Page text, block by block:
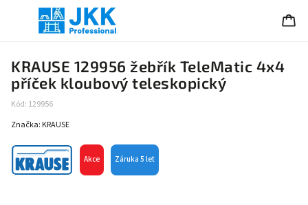
KRAUSE 129956 žebřík TeleMatic 4x4
příček kloubový teleskopický
Kód: 129956
Akce Záruka 5 let
Značka: KRAUSE